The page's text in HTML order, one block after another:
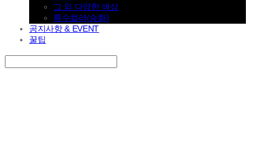
그 외 다양한 색상
특수컬러(승화)
공지사항 & EVENT
꿀팁